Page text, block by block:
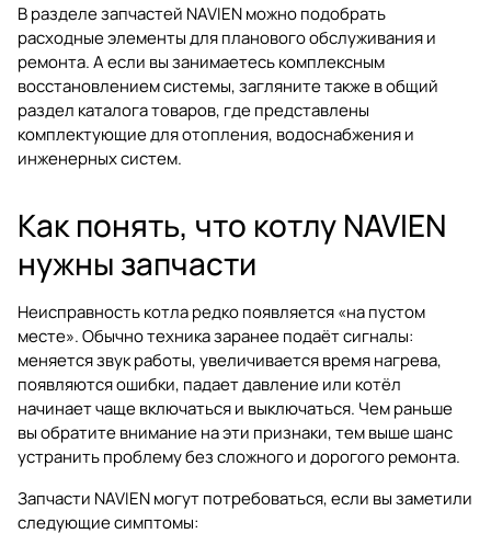
В разделе запчастей NAVIEN можно подобрать
расходные элементы для планового обслуживания и
ремонта. А если вы занимаетесь комплексным
восстановлением системы, загляните также в общий
раздел каталога товаров, где представлены
комплектующие для отопления, водоснабжения и
инженерных систем.
Как понять, что котлу NAVIEN
нужны запчасти
Неисправность котла редко появляется «на пустом
месте». Обычно техника заранее подаёт сигналы:
меняется звук работы, увеличивается время нагрева,
появляются ошибки, падает давление или котёл
начинает чаще включаться и выключаться. Чем раньше
вы обратите внимание на эти признаки, тем выше шанс
устранить проблему без сложного и дорогого ремонта.
Запчасти NAVIEN могут потребоваться, если вы заметили
следующие симптомы: